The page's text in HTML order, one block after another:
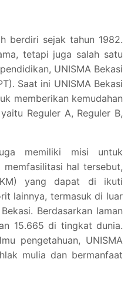
berdiri sejak tahun 1982.
tetapi juga salah satu
UNISMA Bekasi
Saat ini UNISMA Bekasi
memberikan kemudahan
Reguler A, Reguler B,
memiliki misi untuk
hal tersebut,
yang dapat di ikuti
lainnya, termasuk di luar
Berdasarkan laman
15.665 di tingkat dunia.
pengetahuan, UNISMA
mulia dan bermanfaat